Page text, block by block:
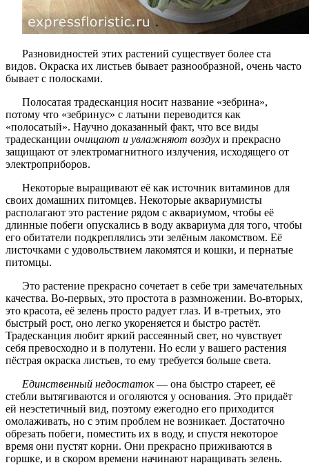
Разновидностей этих растений существует более ста
видов. Окраска их листьев бывает разнообразной, очень часто
бывает с полосками.
Полосатая традесканция носит название «зебрина»,
потому что «зебринус» с латыни переводится как
«полосатый». Научно доказанный факт, что все виды
традесканции очищают и увлажняют воздух и прекрасно
защищают от электромагнитного излучения, исходящего от
электроприборов.
Некоторые выращивают её как источник витаминов для
своих домашних питомцев. Некоторые аквариумисты
располагают это растение рядом с аквариумом, чтобы её
длинные побеги опускались в воду аквариума для того, чтобы
его обитатели подкреплялись эти зелёным лакомством. Её
листочками с удовольствием лакомятся и кошки, и пернатые
питомцы.
Это растение прекрасно сочетает в себе три замечательных
качества. Во-первых, это простота в размножении. Во-вторых,
это красота, её зелень просто радует глаз. И в-третьих, это
быстрый рост, оно легко укореняется и быстро растёт.
Традесканция любит яркий рассеянный свет, но чувствует
себя превосходно и в полутени. Но если у вашего растения
пёстрая окраска листьев, то ему требуется больше света.
Единственный недостаток— она быстро стареет, её
стебли вытягиваются и оголяются у основания. Это придаёт
ей неэстетичный вид, поэтому ежегодно его приходится
омолаживать, но с этим проблем не возникает. Достаточно
обрезать побеги, поместить их в воду, и спустя некоторое
время они пустят корни. Они прекрасно приживаются в
горшке, и в скором времени начинают наращивать зелень.